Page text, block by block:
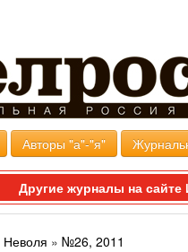
Авторы "а"-"я"
Другие журналы на
Неволя » №26, 2011